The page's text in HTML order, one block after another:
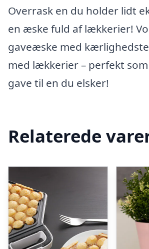
Overrask en du holder lidt
en æske fuld af lækkerier!
gaveæske med
med lækkerier – perfekt
gave til en du elsker!
Relaterede